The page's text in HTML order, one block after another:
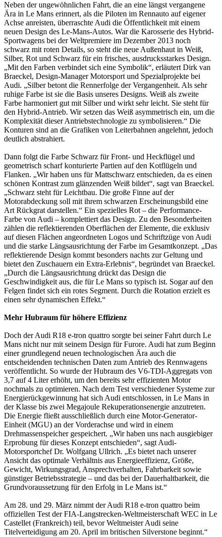
Neben der ungewöhnlichen Fahrt, die an eine längst vergangene
Ära in Le Mans erinnert, als die Piloten im Rennauto auf eigener
Achse anreisten, überraschte Audi die Öffentlichkeit mit einem
neuen Design des Le-Mans-Autos. War die Karosserie des Hybrid-
Sportwagens bei der Weltpremiere im Dezember 2013 noch
schwarz mit roten Details, so steht die neue Außenhaut in Weiß,
Silber, Rot und Schwarz für ein frisches, ausdrucksstarkes Design.
„Mit den Farben verbindet sich eine Symbolik“, erläutert Dirk van
Braeckel, Design-Manager Motorsport und Spezialprojekte bei
Audi. „Silber betont die Rennerfolge der Vergangenheit. Als sehr
ruhige Farbe ist sie die Basis unseres Designs. Weiß als zweite
Farbe harmoniert gut mit Silber und wirkt sehr leicht. Sie steht für
den Hybrid-Antrieb. Wir setzen das Weiß asymmetrisch ein, um die
Komplexität dieser Antriebstechnologie zu symbolisieren.“ Die
Konturen sind an die Grafiken von Leiterbahnen angelehnt, jedoch
deutlich abstrahiert.
Dann folgt die Farbe Schwarz für Front- und Heckflügel und
geometrisch scharf konturierte Partien auf den Kotflügeln und
Flanken. „Wir haben uns für Mattschwarz entschieden, da es einen
schönen Kontrast zum glänzenden Weiß bildet“, sagt van Braeckel.
„Schwarz steht für Leichtbau. Die große Finne auf der
Motorabdeckung soll mit ihrem schwarzen Erscheinungsbild eine
Art Rückgrat darstellen.“ Ein spezielles Rot – die Performance-
Farbe von Audi – komplettiert das Design. Zu den Besonderheiten
zählen die reflektierenden Oberflächen der Elemente, die exklusiv
auf diesen Flächen angeordneten Logos und Schriftzüge von Audi
und die starke Längsausrichtung der Farbe im Gesamtkonzept. „Das
reflektierende Design kommt besonders nachts zur Geltung und
bietet den Zuschauern ein Extra-Erlebnis“, begründet van Braeckel.
„Durch die Längsausrichtung drückt das Design die
Geschwindigkeit aus, die für Le Mans so typisch ist. Sogar auf den
Felgen findet sich ein rotes Segment. Durch die Rotation erzielt es
einen sehr dynamischen Effekt.“
Mehr Hubraum für höhere Effizienz
Doch der Audi R18 e-tron quattro sorgte bei seiner Fahrt durch Le
Mans nicht nur mit seinem Design für Furore. Audi hat zum Beginn
einer grundlegend neuen technologischen Ära auch die
entscheidenden technischen Daten zum Antrieb des Rennwagens
veröffentlicht. So wurde der Hubraum des V6-TDI-Aggregats von
3,7 auf 4 Liter erhöht, um den bereits sehr effizienten Motor
nochmals zu optimieren. Nach dem Test verschiedener Systeme zur
Energierückgewinnung hat sich Audi entschlossen, in Le Mans in
der Klasse bis zwei Megajoule Rekuperationsenergie anzutreten.
Die Energie fließt ausschließlich durch eine Motor-Generator-
Einheit (MGU) an der Vorderachse und wird in einem
Drehmassenspeicher gespeichert. „Wir haben uns nach ausgiebiger
Erprobung für dieses Konzept entschieden“, sagt Audi-
Motorsportchef Dr. Wolfgang Ullrich. „Es bietet nach unserer
Ansicht das optimale Verhältnis aus Energieeffizienz, Größe,
Gewicht, Wirkungsgrad, Ansprechverhalten, Fahrbarkeit sowie
günstiger Betriebsstrategie – und das bei der Dauerhaltbarkeit, die
Grundvoraussetzung für den Erfolg in Le Mans ist.“
Am 28. und 29. März nimmt der Audi R18 e-tron quattro beim
offiziellen Test der FIA-Langstrecken-Weltmeisterschaft WEC in Le
Castellet (Frankreich) teil, bevor Weltmeister Audi seine
Titelverteidigung am 20. April im britischen Silverstone beginnt.“